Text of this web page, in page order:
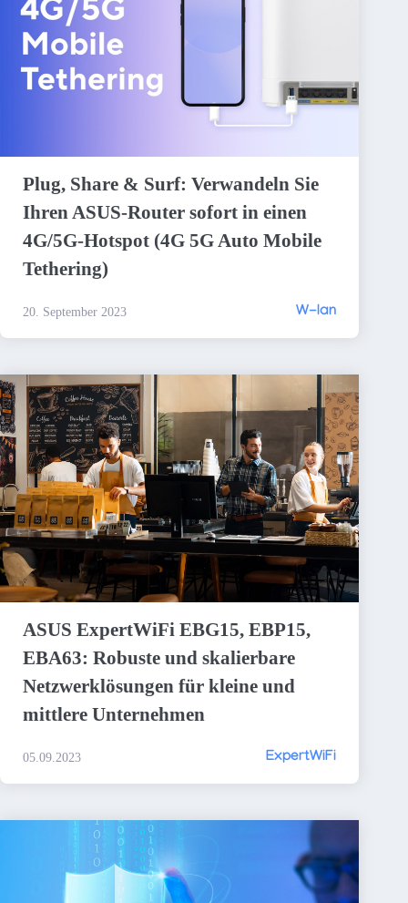
Plug, Share & Surf: Verwandeln Sie
Ihren ASUS-Router sofort in einen
4G/5G-Hotspot (4G 5G Auto Mobile
Tethering)
20. September 2023 W-lan
ASUS ExpertWiFi EBG15, EBP15,
EBA63: Robuste und skalierbare
Netzwerklösungen für kleine und
mittlere Unternehmen
05.09.2023 ExpertWiFi